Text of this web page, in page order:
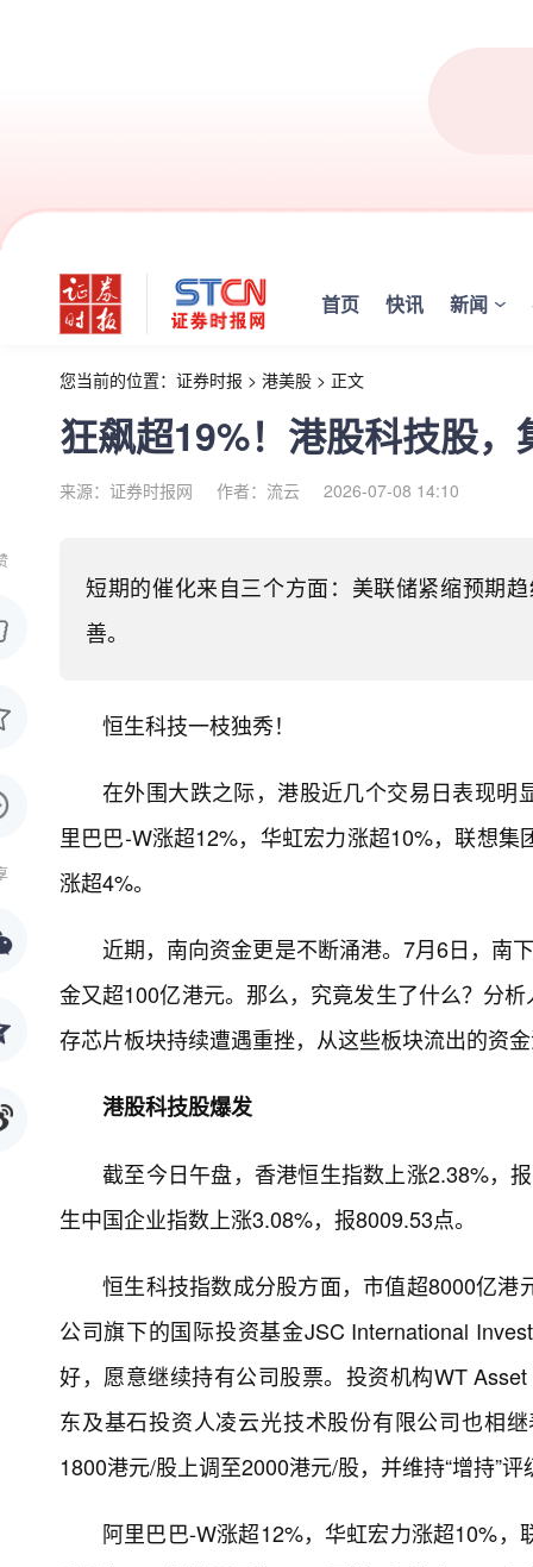
首页 快讯 新闻
您当前的位置： 证券时报 > 港美股 > 正文
狂飙超19%！港股科技股
来源：证券时报网 作者：流云 2026-07-08 14:10
短期的催化来自三个方面：美联储紧缩预期
善。
恒生科技一枝独秀！
在外围大跌之际，港股近几个交易日表现
里巴巴-W涨超12%，华虹宏力涨超10%，联想
涨超4%。
近期，南向资金更是不断涌港。7月6日，南
金又超100亿港元。那么，究竟发生了什么？分
存芯片板块持续遭遇重挫，从这些板块流出的资
港股科技股爆发
截至今日午盘，香港恒生指数上涨2.38%，
生中国企业指数上涨3.08%，报8009.53点。
恒生科技指数成分股方面，市值超8000亿
公司旗下的国际投资基金JSC International
好，愿意继续持有公司股票。投资机构WT
东及基石投资人凌云光技术股份有限公司也相
1800港元/股上调至2000港元/股，并维持“增持”评
阿里巴巴-W涨超12%，华虹宏力涨超10%